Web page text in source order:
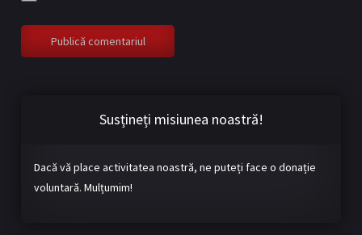
Susțineți misiunea noastră!
Dacă vă place activitatea noastră, ne puteți face o donație
voluntară. Mulțumim!